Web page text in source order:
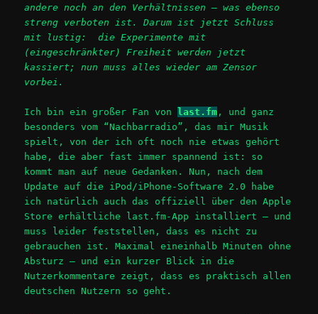
andere noch an den Verhältnissen – was ebenso
streng verboten ist. Darum ist jetzt Schluss
mit lustig: die Experimente mit
(eingeschränkter) Freiheit werden jetzt
kassiert; nun muss alles wieder am Zensor
vorbei.
Ich bin ein großer Fan von last.fm , und ganz
besonders vom “Nachbarradio”, das mir Musik
spielt, von der ich oft noch nie etwas gehört
habe, die aber fast immer spannend ist: so
kommt man auf neue Gedanken. Nun, nach dem
Update auf die iPod/iPhone-Software 2.0 habe
ich natürlich auch das offiziell über den Apple
Store erhältliche last.fm-App installiert – und
muss leider feststellen, dass es nicht zu
gebrauchen ist. Maximal eineinhalb Minuten ohne
Absturz – und ein kurzer Blick in die
Nutzerkommentare zeigt, dass es praktisch allen
deutschen Nutzern so geht.